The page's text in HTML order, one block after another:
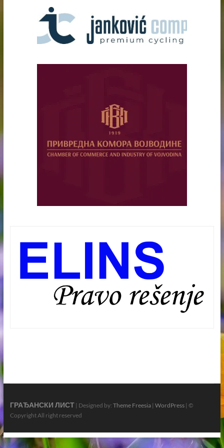
ГРАЂАНСКИ ЛИСТ| Designed by: Theme Freesia| WordPress| ©
Copyright All right reserved